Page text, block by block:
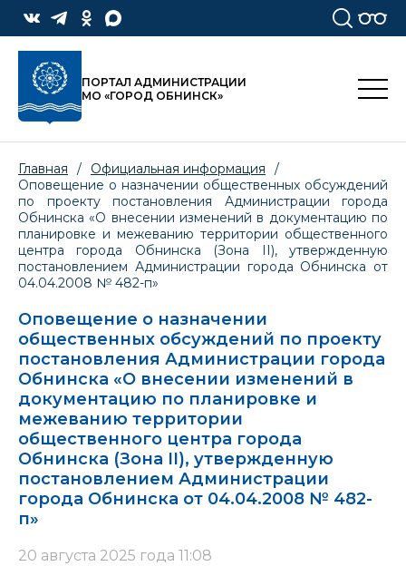
ПОРТАЛ АДМИНИСТРАЦИИ
МО «ГОРОД ОБНИНСК»
Главная / Официальная информация
/
Оповещение о назначении общественных обсуждений
по проекту постановления Администрации города
Обнинска «О внесении изменений в документацию по
планировке и межеванию территории общественного
центра города Обнинска (Зона II), утвержденную
постановлением Администрации города Обнинска от
04.04.2008 № 482-п»
Оповещение о назначении
общественных обсуждений по проекту
постановления Администрации города
Обнинска «О внесении изменений в
документацию по планировке и
межеванию территории
общественного центра города
Обнинска (Зона II), утвержденную
постановлением Администрации
города Обнинска от 04.04.2008 № 482-
п»
20 августа 2025 года 11:08